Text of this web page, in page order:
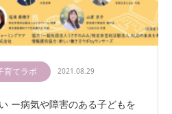
育てラボ 2021.08.29
ー病気や障害のある子どもを